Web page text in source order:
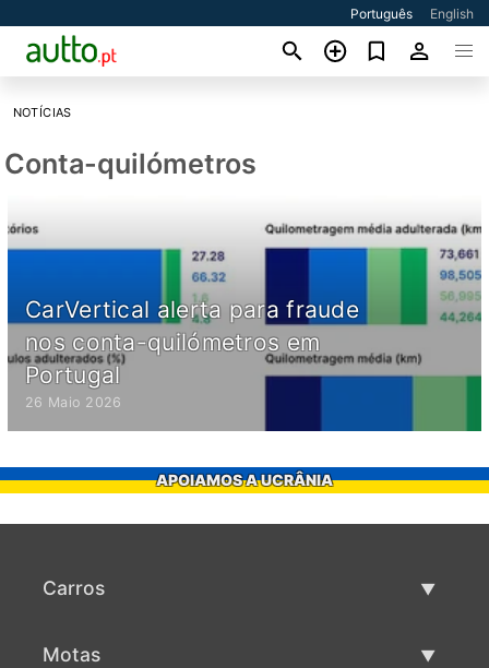
Português English
NOTÍCIAS
Conta-quilómetros
CarVertical alerta para fraude
nos conta-quilómetros em
Portugal
26 Maio 2026
APOIAMOS A UCRÂNIA
Carros
Motas